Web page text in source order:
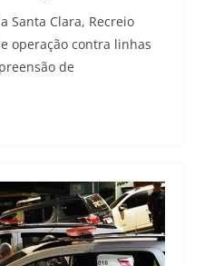
Santa Clara, Recreio
operação contra linhas
de